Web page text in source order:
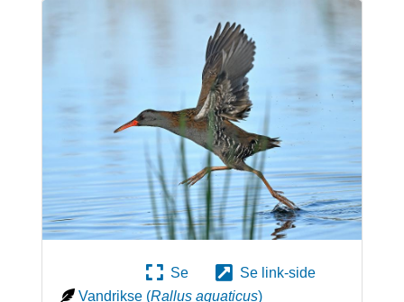
Se
Se link-side
Vandrikse (Rallus aquaticus)